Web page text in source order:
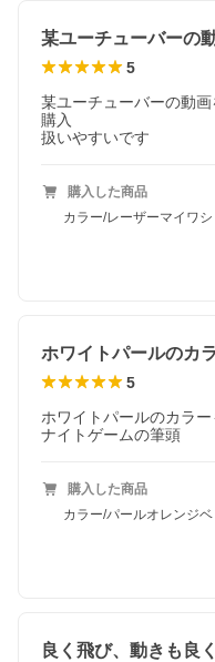
5
某ユーチューバーの動
購入
扱いやすいです
購入した商品
カラー/レーザーマイワシ
5
ホワイトパールのカラー
ナイトゲームの筆頭
購入した商品
カラー/パールオレンジベ